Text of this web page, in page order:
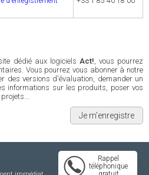
dédié aux logiciels Act!, vous pourrez
Vous pourrez vous abonner à notre
des versions d'évaluation, demander un
informations sur les produits, poser vos
Je m'enregistre
Rappel
téléphonique